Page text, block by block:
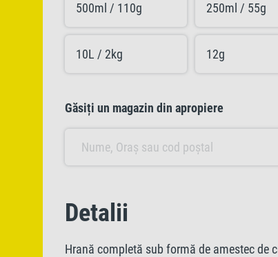
500ml / 110g 250ml / 55g
10L / 2kg 12g
Găsiți un magazin din apropiere
Detalii
Hrană completă sub formă de amestec de